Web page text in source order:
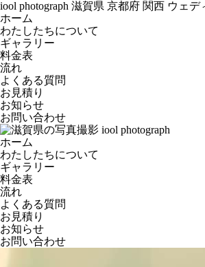
iool photograph 滋賀県 京都府 関西 ウェ
ホーム
わたしたちについて
ギャラリー
料金表
流れ
よくある質問
お見積り
お知らせ
お問い合わせ
ホーム
わたしたちについて
ギャラリー
料金表
流れ
よくある質問
お見積り
お知らせ
お問い合わせ